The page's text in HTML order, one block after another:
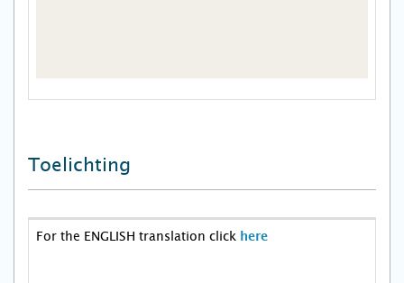
Toelichting
For the ENGLISH translation click here